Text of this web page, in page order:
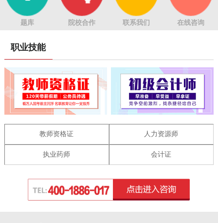
题库 院校合作 联系我们 在线咨询
职业技能
教师资格证 人力资源师
执业药师 会计证